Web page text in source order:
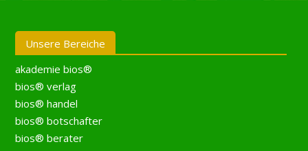
Unsere Bereiche
akademie bios®
bios® verlag
bios® handel
bios® botschafter
bios® berater